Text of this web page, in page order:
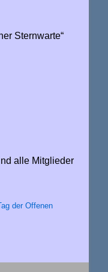
Sternwarte“
alle Mitglieder
der Offenen